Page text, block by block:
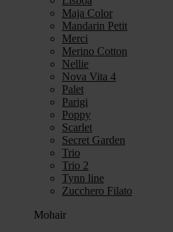
Maja Color
Mandarin Petit
Merci
Merino Cotton
Nellie
Nova Vita 4
Palet
Parigi
Poppy
Scarlet
Secret Garden
Trio
Trio 2
Tynn line
Zucchero Filato
Mohair